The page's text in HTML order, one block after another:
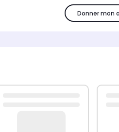
Donner mon